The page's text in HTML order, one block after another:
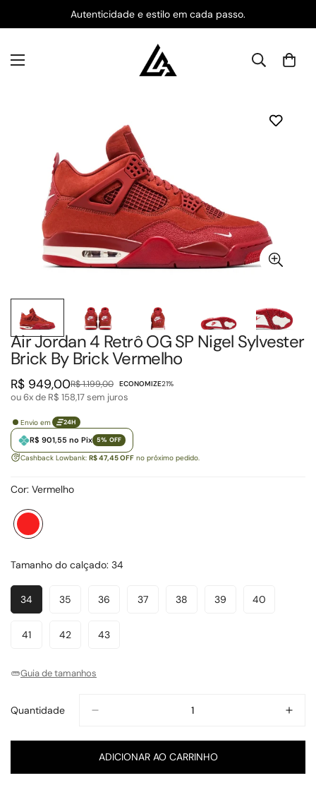
Autenticidade e estilo em cada passo.
Air Jordan 4 Retrô OG SP Nigel Sylvester
Brick By Brick Vermelho
Preço
de
R$ 949,00
Preço
regular
R$ 1.199,00 ECONOMIZE21%
ou 6x de R$ 158,17sem juros
Envio em 24H
R$ 901,55 no Pix 5% OFF
Cashback Lowbank: R$ 47,45 OFF no próximo pedido.
Cor: Vermelho
Vermelho
Variante
ou
Tamanho do calçado: 34
34Variante
Esgotada
Ou
35Variante
Ou
Indisponível
36Variante
Ou
Indisponível
37Variante38Variante39Variante40Variante
41Variante
Indisponível
42Variante
Indisponível
43Variante
Guia de tamanhos
Quantidade
ADICIONAR AO CARRINHO